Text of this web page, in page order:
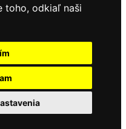
toho, odkiaľ naši